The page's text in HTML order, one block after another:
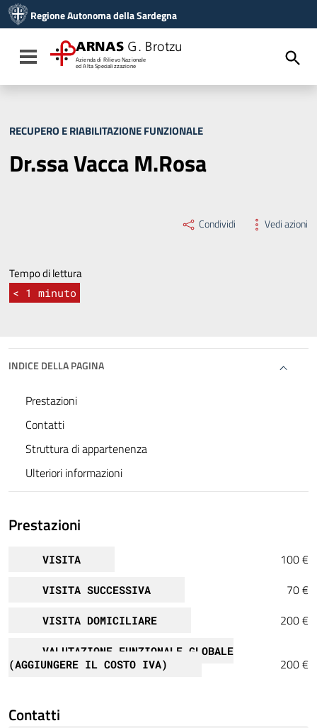
Vai al menu di navigazione
Vai al footer
Regione Autonoma della Sardegna
Toggle navigation
ARNAS G. Brotzu
Azienda di Rilievo Nazionale
ed Alta Specializzazione
RECUPERO E RIABILITAZIONE FUNZIONALE
Dr.ssa Vacca M.Rosa
Condividi Vedi azioni
Tempo di lettura
< 1 minuto
INDICE DELLA PAGINA
Prestazioni
Contatti
Struttura di appartenenza
Ulteriori informazioni
Prestazioni
VISITA 100 €
VISITA SUCCESSIVA 70 €
VISITA DOMICILIARE 200 €
VALUTAZIONE FUNZIONALE GLOBALE
(AGGIUNGERE IL COSTO IVA)
200 €
Contatti